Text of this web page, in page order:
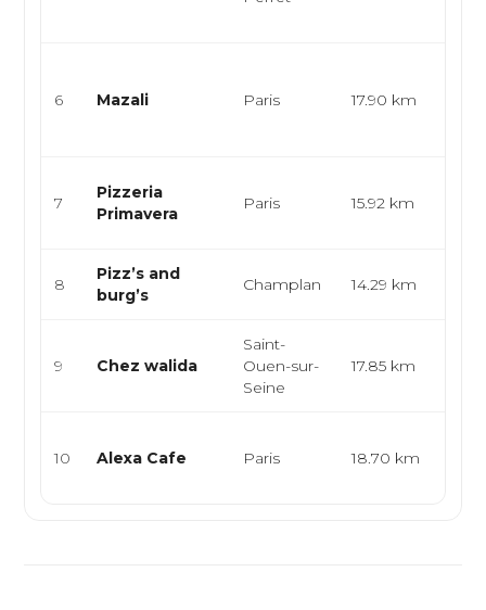
6 Mazali Paris 17.90 km
7
Pizzeria
Primavera
Paris 15.92 km
8
Pizz’s and
burg’s
Champlan 14.29 km
9 Chez walida
Saint-
Ouen-sur-
Seine
17.85 km
10 Alexa Cafe Paris 18.70 km